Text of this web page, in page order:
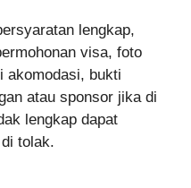
lengkap,
visa, foto
akomodasi, bukti
atau sponsor jika di
lengkap dapat
tolak.